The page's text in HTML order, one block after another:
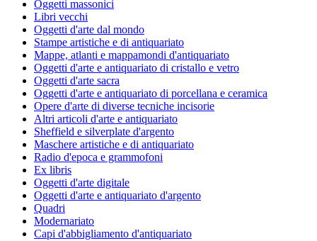
Oggetti massonici
Libri vecchi
Oggetti d'arte dal mondo
Stampe artistiche e di antiquariato
Mappe, atlanti e mappamondi d'antiquariato
Oggetti d'arte e antiquariato di cristallo e vetro
Oggetti d'arte sacra
Oggetti d'arte e antiquariato di porcellana e ceramica
Opere d'arte di diverse tecniche incisorie
Altri articoli d'arte e antiquariato
Sheffield e silverplate d'argento
Maschere artistiche e di antiquariato
Radio d'epoca e grammofoni
Ex libris
Oggetti d'arte digitale
Oggetti d'arte e antiquariato d'argento
Quadri
Modernariato
Capi d'abbigliamento d'antiquariato